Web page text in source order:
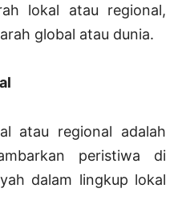
lokal atau regional,
global atau dunia.
atau regional adalah
peristiwa di
dalam lingkup lokal